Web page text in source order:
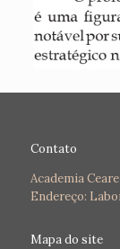
Contato
Academia
Endereço:
Mapa do site